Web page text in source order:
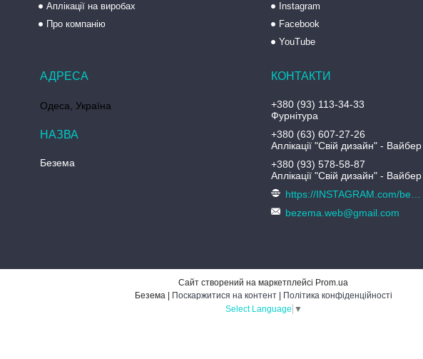
Аплікації на виробах
Про компанію
Instagram
Facebook
YouTube
Одеса, Україна
Безема
+380 (93) 113-34-33
Фурнітура
+380 (63) 607-27-26
Аплікації "Свій дизайн" - Вайбер
+380 (93) 578-58-87
Аплікації "Свій дизайн" - Вайбер
bezema.web@gmail.com
Сайт створений на маркетплейсі Prom.ua
Поскаржитися на контент
Політика конфіденційності
Select Language ▼